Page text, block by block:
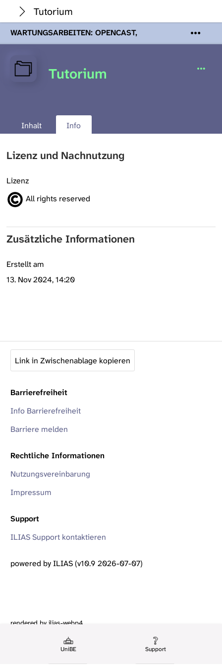
Tutorium
WARTUNGSARBEITEN: OPENCAST,
PODCASTS & TOBIRA
Mi 19. August
Wartungsarbeiten an den Opencast-
Servern werden Ihnen Podcasts,
UniBE Support
Tutorium
Inhalt Info
Lizenz und Nachnutzung
Lizenz
All rights reserved
Zusätzliche Informationen
Erstellt am
13. Nov 2024, 14:20
Link in Zwischenablage kopieren
Barrierefreiheit
Info Barrierefreiheit
Barriere melden
Rechtliche Informationen
Nutzungsvereinbarung
Impressum
Support
ILIAS Support kontaktieren
powered by ILIAS (v10.9 2026-07-07)
rendered by ilias-webp4